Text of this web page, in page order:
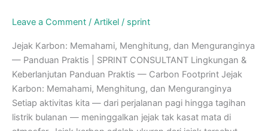
Leave a Comment / Artikel / sprint
Jejak Karbon: Memahami, Menghitung, dan Menguranginya
— Panduan Praktis | SPRINT CONSULTANT Lingkungan &
Keberlanjutan Panduan Praktis — Carbon Footprint Jejak
Karbon: Memahami, Menghitung, dan Menguranginya
Setiap aktivitas kita — dari perjalanan pagi hingga tagihan
listrik bulanan — meninggalkan jejak tak kasat mata di